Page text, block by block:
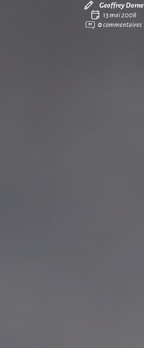
Geoffrey Dorne
13 mai 2008
0commentaires